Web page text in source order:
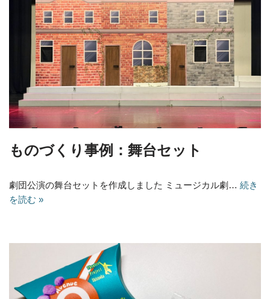
ものづくり事例：舞台セット
劇団公演の舞台セットを作成しました ミュージカル劇… 続き
を読む »